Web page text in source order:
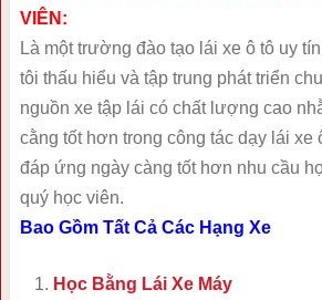
VIÊN:
Là một trường đào tạo lái xe ô tô uy
tôi thấu hiểu và tập trung phát triển
nguồn xe tập lái có chất lượng cao
cằng tốt hơn trong công tác dạy lái xe
đáp ứng ngày càng tốt hơn nhu cầu
quý học viên.
Bao Gồm Tất Cả Các Hạng Xe
Học Bằng Lái Xe Máy